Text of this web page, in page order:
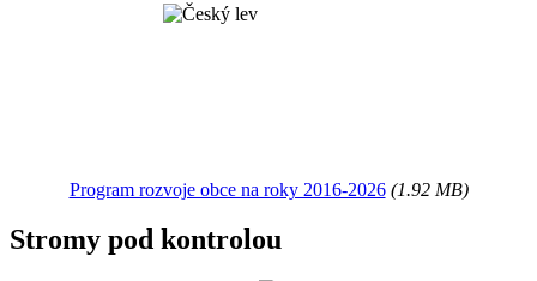
Program rozvoje obce na roky 2016-2026(1.92 MB)
Stromy pod kontrolou